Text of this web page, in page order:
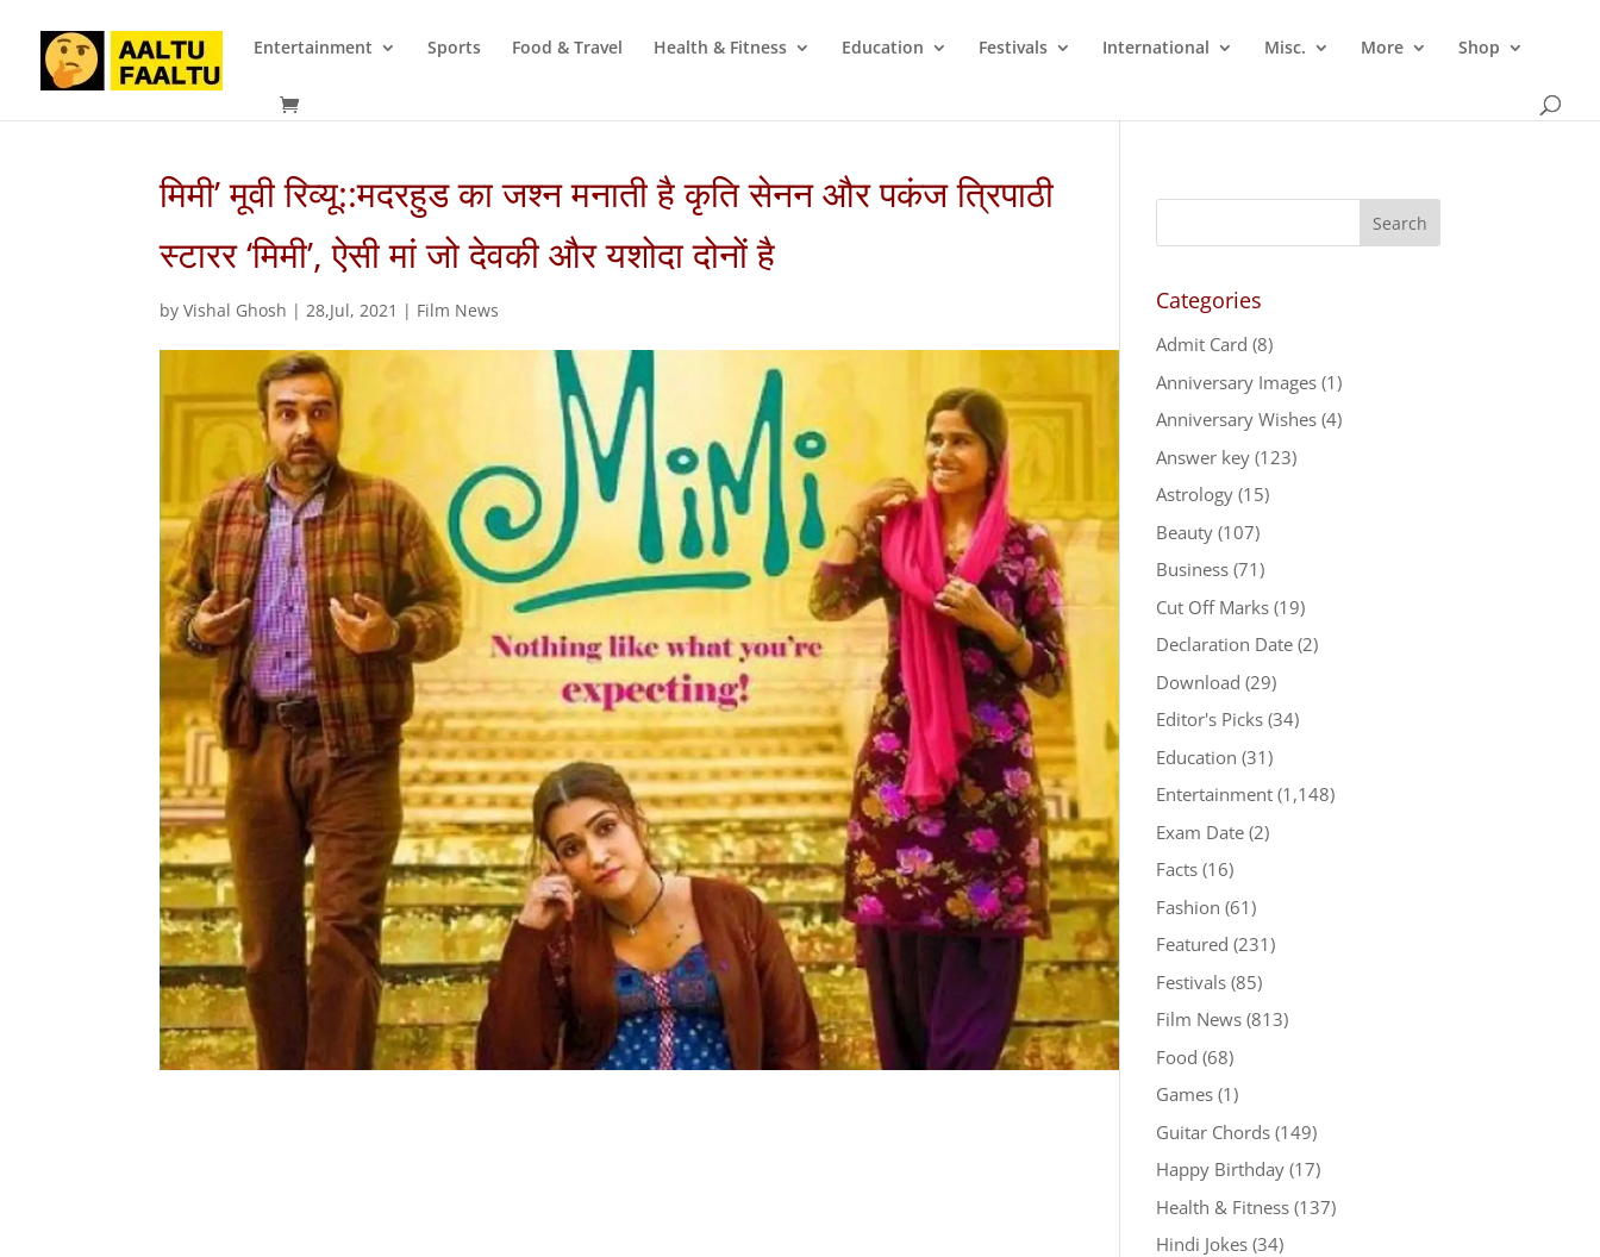
Entertainment Sports Food & Travel Health & Fitness Education Festivals International Misc. More Shop
मिमी’ मूवी रिव्यू::मदरहुड का जश्‍न मनाती है कृति सेनन और पकंज त्रिपाठी
स्टारर ‘मिमी’, ऐसी मां जो देवकी और यशोदा दोनों है
byVishal Ghosh |28,Jul, 2021 | Film News Categories
Admit Card (8)
Anniversary Images(1)
Anniversary Wishes(4)
Answer key(123)
Astrology(15)
Beauty(107)
Business(71)
Cut Off Marks(19)
Declaration Date(2)
Download (29)
Editor's Picks(34)
Education (31)
Entertainment(1,148)
Exam Date(2)
Facts(16)
Fashion (61)
Featured (231)
Festivals(85)
Film News(813)
Food (68)
Games(1)
Guitar Chords(149)
Happy Birthday(17)
Health & Fitness(137)
Hindi Jokes(34)